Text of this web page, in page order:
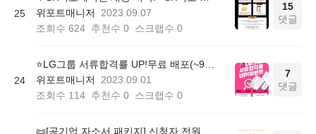
25
위포트매니저
2023.09.07
조회수 624 추천수 0 스크랩수 0
15
댓글
24
위포트매니저
2023.09.01
조회수 114 추천수 0 스크랩수 0
7
댓글